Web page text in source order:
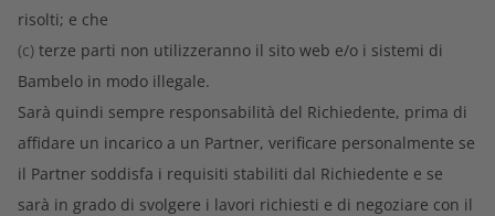
risolti; e che
(c) terze parti non utilizzeranno il sito web e/o i sistemi di
Bambelo in modo illegale.
Sarà quindi sempre responsabilità del Richiedente, prima di
affidare un incarico a un Partner, verificare personalmente se
il Partner soddisfa i requisiti stabiliti dal Richiedente e se
sarà in grado di svolgere i lavori richiesti e di negoziare con il